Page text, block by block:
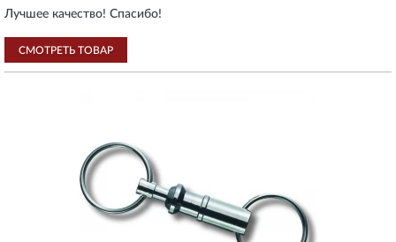
Лучшее качество! Спасибо!
СМОТРЕТЬ ТОВАР